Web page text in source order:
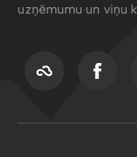
uzņēmumu un viņu